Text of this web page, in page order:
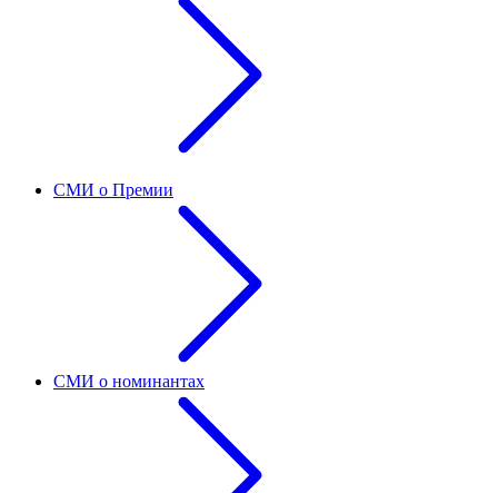
СМИ о Премии
СМИ о номинантах